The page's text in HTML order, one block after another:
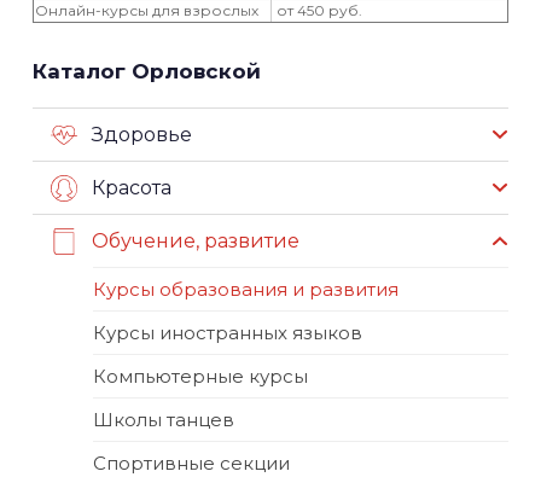
Онлайн-курсы для взрослых
от 450 руб.
Каталог Орловской
Здоровье
Красота
Обучение, развитие
Курсы образования и развития
Курсы иностранных языков
Компьютерные курсы
Школы танцев
Спортивные секции